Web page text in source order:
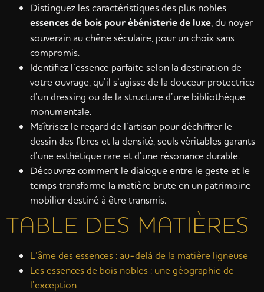
Distinguez les caractéristiques des plus nobles
essences de bois pour ébénisterie de luxe , du noyer
souverain au chêne séculaire, pour un choix sans
compromis.
Identifiez l’essence parfaite selon la destination de
votre ouvrage, qu’il s’agisse de la douceur protectrice
d’un dressing ou de la structure d’une bibliothèque
monumentale.
Maîtrisez le regard de l’artisan pour déchiffrer le
dessin des fibres et la densité, seuls véritables garants
d’une esthétique rare et d’une résonance durable.
Découvrez comment le dialogue entre le geste et le
temps transforme la matière brute en un patrimoine
mobilier destiné à être transmis.
TABLE DES MATIÈRES
L’âme des essences : au-delà de la matière ligneuse
Les essences de bois nobles : une géographie de
l’exception